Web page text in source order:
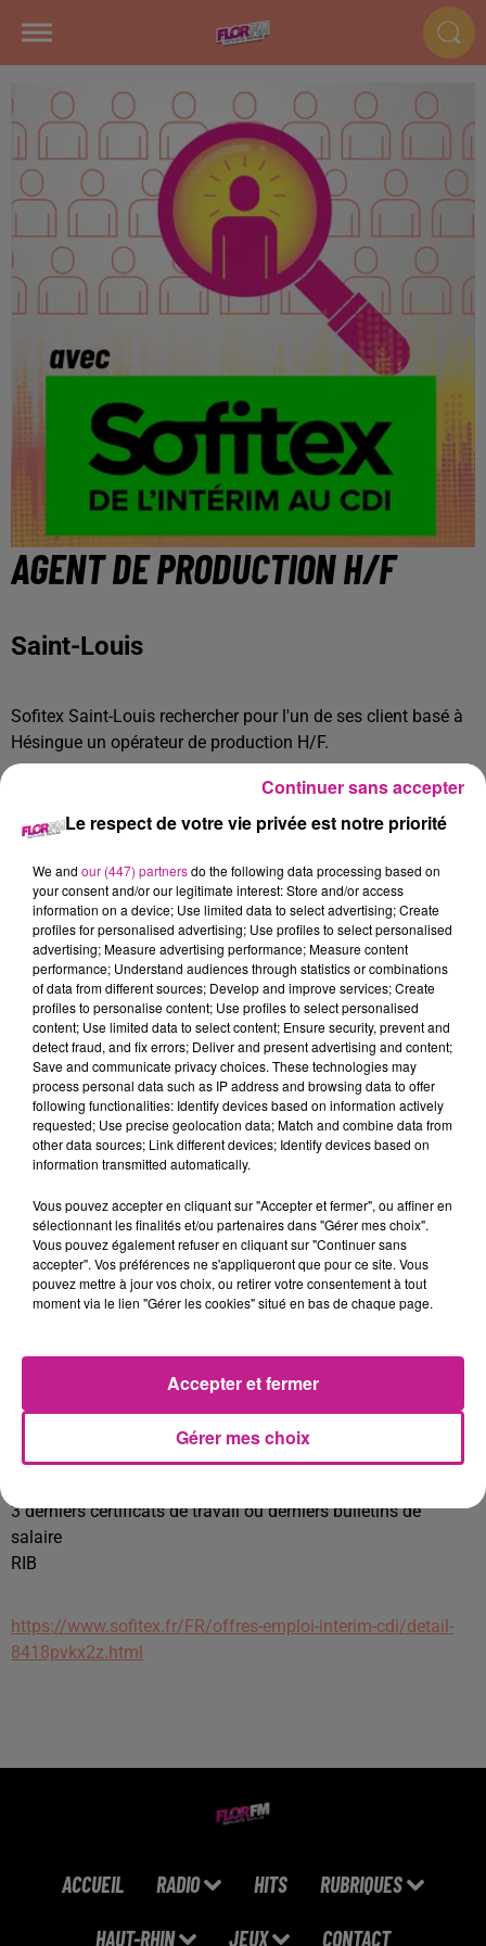
AGENT DE PRODUCTION H/F
Saint-Louis
Sofitex Saint-Louis rechercher pour l'un de ses client basé à
Hésingue un opérateur de production H/F.
Vous serez en charge de faire du contrôle qualité sur
différentes pièces plastiques comme, des bouchons de
parfum, des tubes de crème.
Une cadence sera à respecter.
Horaires d'équipe 2*8 : 05h00-13h00 // 13h00-21h00
Taux horaire: 11,07€ + primes d'équipe + indemnité de repas
+ indemnité de transport
PROFIL RECHERCHÉ
Vous avez une expérience réussi en industrie.
Ce poste vous intéresse ?
Vous pouvez venir vous inscrire en agence le matin entre
Les pièces à apporter sont :
CV
Carte Vitale
3 derniers certificats de travail ou derniers bulletins de
salaire
RIB
https://www.sofitex.fr/FR/offres-emploi-interim-cdi/detail-
8418pvkx2z.html
ACCUEIL RADIO HITS RUBRIQUES
HAUT-RHIN JEUX CONTACT
Le respect de votre vie privée est notre priorité
We and our (447) partnersdo the following data processing based on
your consent and/or our legitimate interest: Store and/or access
information on a device; Use limited data to select advertising; Create
profiles for personalised advertising; Use profiles to select personalised
advertising; Measure advertising performance; Measure content
performance; Understand audiences through statistics or combinations
of data from different sources; Develop and improve services; Create
profiles to personalise content; Use profiles to select personalised
content; Use limited data to select content; Ensure security, prevent and
detect fraud, and fix errors; Deliver and present advertising and content;
Save and communicate privacy choices. These technologies may
process personal data such as IP address and browsing data to offer
following functionalities: Identify devices based on information actively
requested; Use precise geolocation data; Match and combine data from
other data sources; Link different devices; Identify devices based on
information transmitted automatically.
Vous pouvez accepter en cliquant sur "Accepter et fermer", ou affiner en
sélectionnant les finalités et/ou partenaires dans "Gérer mes choix".
Vous pouvez également refuser en cliquant sur "Continuer sans
accepter". Vos préférences ne s'appliqueront que pour ce site. Vous
pouvez mettre à jour vos choix, ou retirer votre consentement à tout
moment via le lien "Gérer les cookies" situé en bas de chaque page.
Gérer mes choix
Accepter et fermer
Continuer sans accepter